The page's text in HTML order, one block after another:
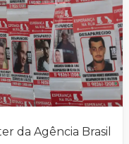
da Agência Brasil